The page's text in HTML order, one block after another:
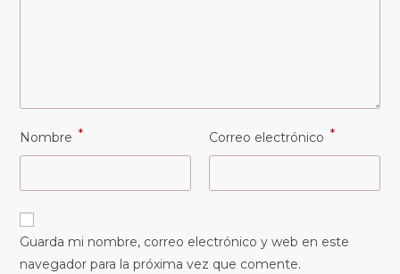
Nombre * Correo electrónico *
Guarda mi nombre, correo electrónico y web en este
navegador para la próxima vez que comente.